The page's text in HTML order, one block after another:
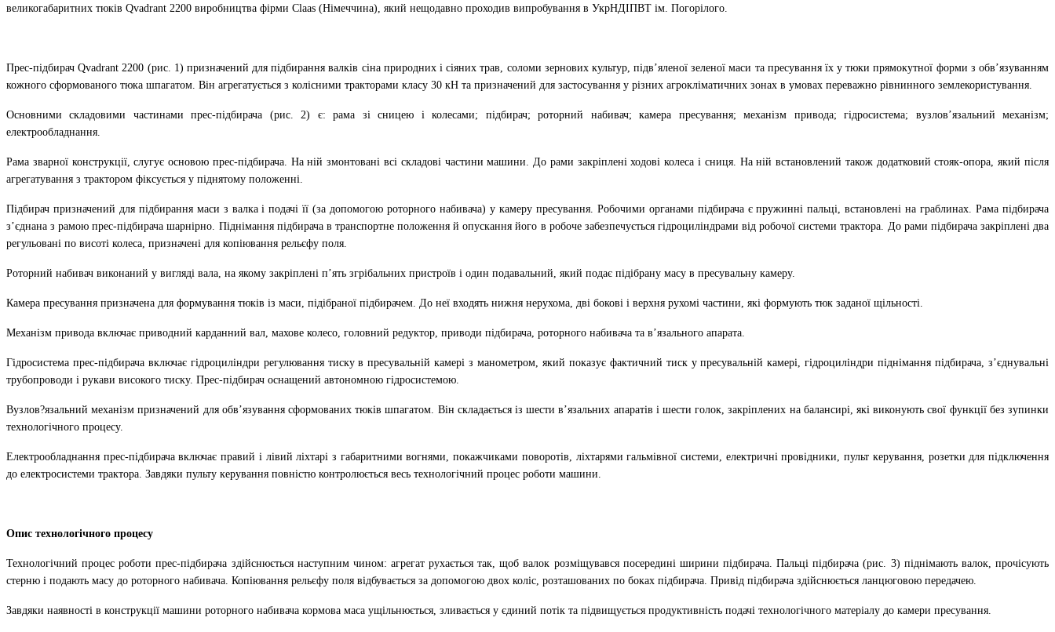
великогабаритних тюків Qvadrant 2200 виробництва фірми Claas (Німеччина), який нещодавно проходив випробування в УкрНДІПВТ ім. Погорілого.
Прес-підбирач Qvadrant 2200 (рис. 1) призначений для підбирання валків сіна природних і сіяних трав, соломи зернових культур, підв’яленої зеленої маси та пресування їх у тюки прямокутної форми з обв’язуванням
кожного сформованого тюка шпагатом. Він агрегатується з колісними тракторами класу 30 кН та призначений для застосування у різних агрокліматичних зонах в умовах переважно рівнинного землекористування.
Основними складовими частинами прес-підбирача (рис. 2) є: рама зі сницею і колесами; підбирач; роторний набивач; камера пресування; механізм привода; гідросистема; вузлов’язальний механізм;
електрообладнання.
Рама зварної конструкції, слугує основою прес-підбирача. На ній змонтовані всі складові частини машини. До рами закріплені ходові колеса і сниця. На ній встановлений також додатковий стояк-опора, який після
агрегатування з трактором фіксується у піднятому положенні.
Підбирач призначений для підбирання маси з валка і подачі її (за допомогою роторного набивача) у камеру пресування. Робочими органами підбирача є пружинні пальці, встановлені на граблинах. Рама підбирача
з’єднана з рамою прес-підбирача шарнірно. Піднімання підбирача в транспортне положення й опускання його в робоче забезпечується гідроциліндрами від робочої системи трактора. До рами підбирача закріплені два
регульовані по висоті колеса, призначені для копіювання рельєфу поля.
Роторний набивач виконаний у вигляді вала, на якому закріплені п’ять згрібальних пристроїв і один подавальний, який подає підібрану масу в пресувальну камеру.
Камера пресування призначена для формування тюків із маси, підібраної підбирачем. До неї входять нижня нерухома, дві бокові і верхня рухомі частини, які формують тюк заданої щільності.
Механізм привода включає приводний карданний вал, махове колесо, головний редуктор, приводи підбирача, роторного набивача та в’язального апарата.
Гідросистема прес-підбирача включає гідроциліндри регулювання тиску в пресувальній камері з манометром, який показує фактичний тиск у пресувальній камері, гідроциліндри піднімання підбирача, з’єднувальні
трубопроводи і рукави високого тиску. Прес-підбирач оснащений автономною гідросистемою.
Вузлов?язальний механізм призначений для обв’язування сформованих тюків шпагатом. Він складається із шести в’язальних апаратів і шести голок, закріплених на балансирі, які виконують свої функції без зупинки
технологічного процесу.
Електрообладнання прес-підбирача включає правий і лівий ліхтарі з габаритними вогнями, покажчиками поворотів, ліхтарями гальмівної системи, електричні провідники, пульт керування, розетки для підключення
до електросистеми трактора. Завдяки пульту керування повністю контролюється весь технологічний процес роботи машини.
Опис технологічного процесу
Технологічний процес роботи прес-підбирача здійснюється наступним чином: агрегат рухається так, щоб валок розміщувався посередині ширини підбирача. Пальці підбирача (рис. 3) піднімають валок, прочісують
стерню і подають масу до роторного набивача. Копіювання рельєфу поля відбувається за допомогою двох коліс, розташованих по боках підбирача. Привід підбирача здійснюється ланцюговою передачею.
Завдяки наявності в конструкції машини роторного набивача кормова маса ущільнюється, зливається у єдиний потік та підвищується продуктивність подачі технологічного матеріалу до камери пресування.